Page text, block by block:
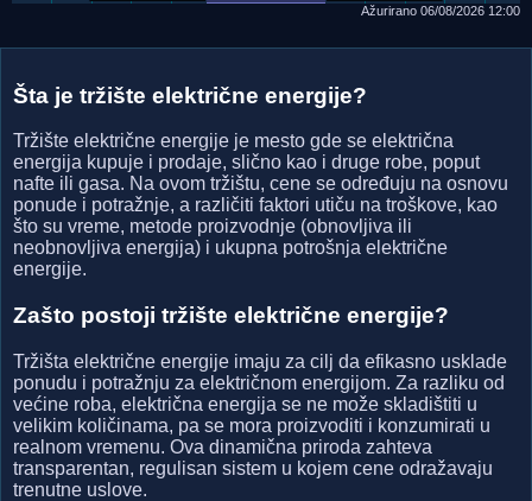
Ažurirano 06/08/2026 12:00
Šta je tržište električne energije?
Tržište električne energije je mesto gde se električna
energija kupuje i prodaje, slično kao i druge robe, poput
nafte ili gasa. Na ovom tržištu, cene se određuju na osnovu
ponude i potražnje, a različiti faktori utiču na troškove, kao
što su vreme, metode proizvodnje (obnovljiva ili
neobnovljiva energija) i ukupna potrošnja električne
energije.
Zašto postoji tržište električne energije?
Tržišta električne energije imaju za cilj da efikasno usklade
ponudu i potražnju za električnom energijom. Za razliku od
većine roba, električna energija se ne može skladištiti u
velikim količinama, pa se mora proizvoditi i konzumirati u
realnom vremenu. Ova dinamična priroda zahteva
transparentan, regulisan sistem u kojem cene odražavaju
trenutne uslove.